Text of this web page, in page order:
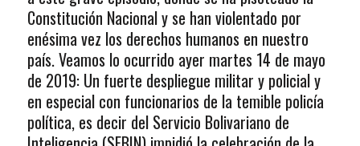
Constitución Nacional y se han violentado por
enésima vez los derechos humanos en nuestro
país. Veamos lo ocurrido ayer martes 14 de mayo
de 2019: Un fuerte despliegue militar y policial y
en especial con funcionarios de la temible policía
política, es decir del Servicio Bolivariano de